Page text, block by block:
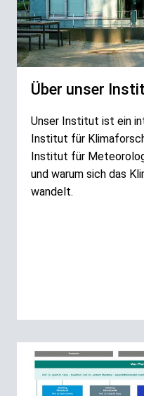
Über unser
Unser Institut ist ein
Institut für
Institut für
und warum sich das
wandelt.